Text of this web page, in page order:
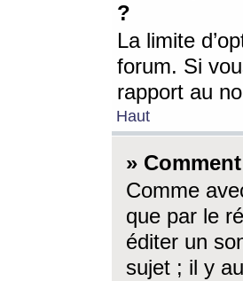
?
La limite
forum. Si
rapport au
Haut
»
Comme
que par le
éditer un
sujet ; il y